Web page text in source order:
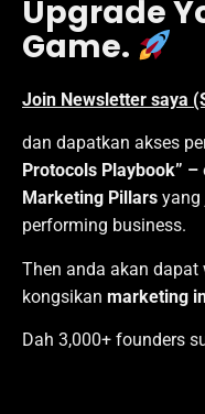
Upgrade
Game.
Join Newsletter saya
dan dapatkan akses
Protocols Playbook” –
Marketing Pillars yang
performing business.
Then anda akan dapat
kongsikan marketing
Dah 3,000+ founders